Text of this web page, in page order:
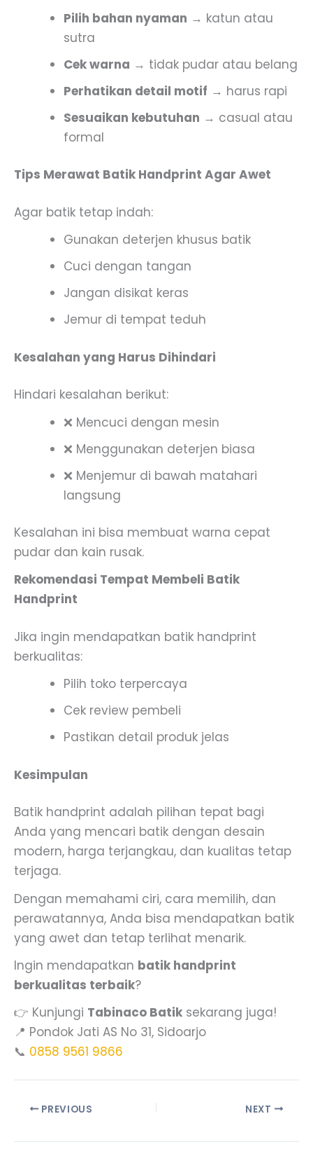
Pilih bahan nyaman → katun atau
sutra
Cek warna → tidak pudar atau belang
Perhatikan detail motif → harus rapi
Sesuaikan kebutuhan → casual atau
formal
Tips Merawat Batik Handprint Agar Awet
Agar batik tetap indah:
Gunakan deterjen khusus batik
Cuci dengan tangan
Jangan disikat keras
Jemur di tempat teduh
Kesalahan yang Harus Dihindari
Hindari kesalahan berikut:
❌ Mencuci dengan mesin
❌ Menggunakan deterjen biasa
❌ Menjemur di bawah matahari
langsung
Kesalahan ini bisa membuat warna cepat
pudar dan kain rusak.
Rekomendasi Tempat Membeli Batik
Handprint
Jika ingin mendapatkan batik handprint
berkualitas:
Pilih toko terpercaya
Cek review pembeli
Pastikan detail produk jelas
Kesimpulan
Batik handprint adalah pilihan tepat bagi
Anda yang mencari batik dengan desain
modern, harga terjangkau, dan kualitas tetap
terjaga.
Dengan memahami ciri, cara memilih, dan
perawatannya, Anda bisa mendapatkan batik
yang awet dan tetap terlihat menarik.
Ingin mendapatkan batik handprint
berkualitas terbaik?
👉 Kunjungi Tabinaco Batik sekarang juga!
📍 Pondok Jati AS No 31, Sidoarjo
📞 0858 9561 9866
PREVIOUS NEXT